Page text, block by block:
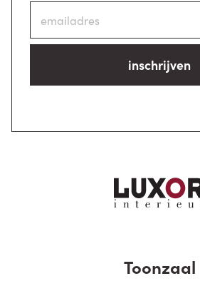
inschrijven
Toonzaal